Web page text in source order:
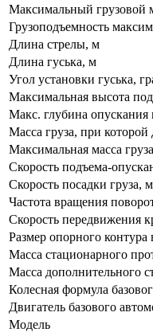
Максимальный грузовой
Грузоподъемность
Длина стрелы, м
Длина гуська, м
Угол установки гуська,
Максимальная высота
Макс. глубина
Масса груза, при
Максимальная масса
Скорость подъема-
Скорость посадки груза,
Частота вращения
Скорость передвижения
Размер опорного
Масса стационарного
Масса дополнительного
Колесная формула
Двигатель базового
Модель